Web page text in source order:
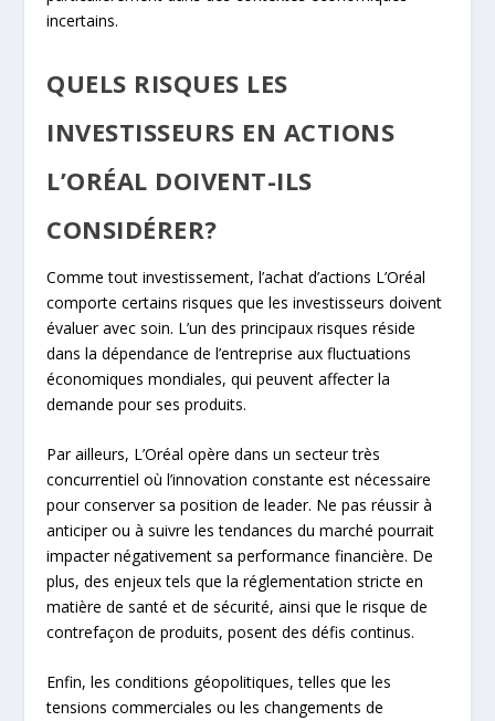
incertains.
QUELS RISQUES LES
INVESTISSEURS EN ACTIONS
L’ORÉAL DOIVENT-ILS
CONSIDÉRER?
Comme tout investissement, l’achat d’actions L’Oréal
comporte certains risques que les investisseurs doivent
évaluer avec soin. L’un des principaux risques réside
dans la dépendance de l’entreprise aux fluctuations
économiques mondiales, qui peuvent affecter la
demande pour ses produits.
Par ailleurs, L’Oréal opère dans un secteur très
concurrentiel où l’innovation constante est nécessaire
pour conserver sa position de leader. Ne pas réussir à
anticiper ou à suivre les tendances du marché pourrait
impacter négativement sa performance financière. De
plus, des enjeux tels que la réglementation stricte en
matière de santé et de sécurité, ainsi que le risque de
contrefaçon de produits, posent des défis continus.
Enfin, les conditions géopolitiques, telles que les
tensions commerciales ou les changements de